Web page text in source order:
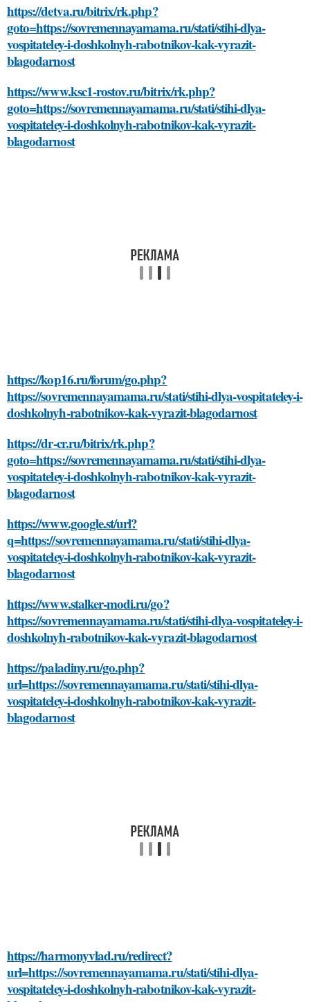
https://detva.ru/bitrix/rk.php?
goto=https://sovremennayamama.ru/stati/stihi-dlya-
vospitateley-i-doshkolnyh-rabotnikov-kak-vyrazit-
blagodarnost
https://www.ksc1-rostov.ru/bitrix/rk.php?
goto=https://sovremennayamama.ru/stati/stihi-dlya-
vospitateley-i-doshkolnyh-rabotnikov-kak-vyrazit-
blagodarnost
https://kop16.ru/forum/go.php?
https://sovremennayamama.ru/stati/stihi-dlya-vospitateley-i-
doshkolnyh-rabotnikov-kak-vyrazit-blagodarnost
https://dr-cr.ru/bitrix/rk.php?
goto=https://sovremennayamama.ru/stati/stihi-dlya-
vospitateley-i-doshkolnyh-rabotnikov-kak-vyrazit-
blagodarnost
https://www.google.st/url?
q=https://sovremennayamama.ru/stati/stihi-dlya-
vospitateley-i-doshkolnyh-rabotnikov-kak-vyrazit-
blagodarnost
https://www.stalker-modi.ru/go?
https://sovremennayamama.ru/stati/stihi-dlya-vospitateley-i-
doshkolnyh-rabotnikov-kak-vyrazit-blagodarnost
https://paladiny.ru/go.php?
url=https://sovremennayamama.ru/stati/stihi-dlya-
vospitateley-i-doshkolnyh-rabotnikov-kak-vyrazit-
blagodarnost
https://harmonyvlad.ru/redirect?
url=https://sovremennayamama.ru/stati/stihi-dlya-
vospitateley-i-doshkolnyh-rabotnikov-kak-vyrazit-